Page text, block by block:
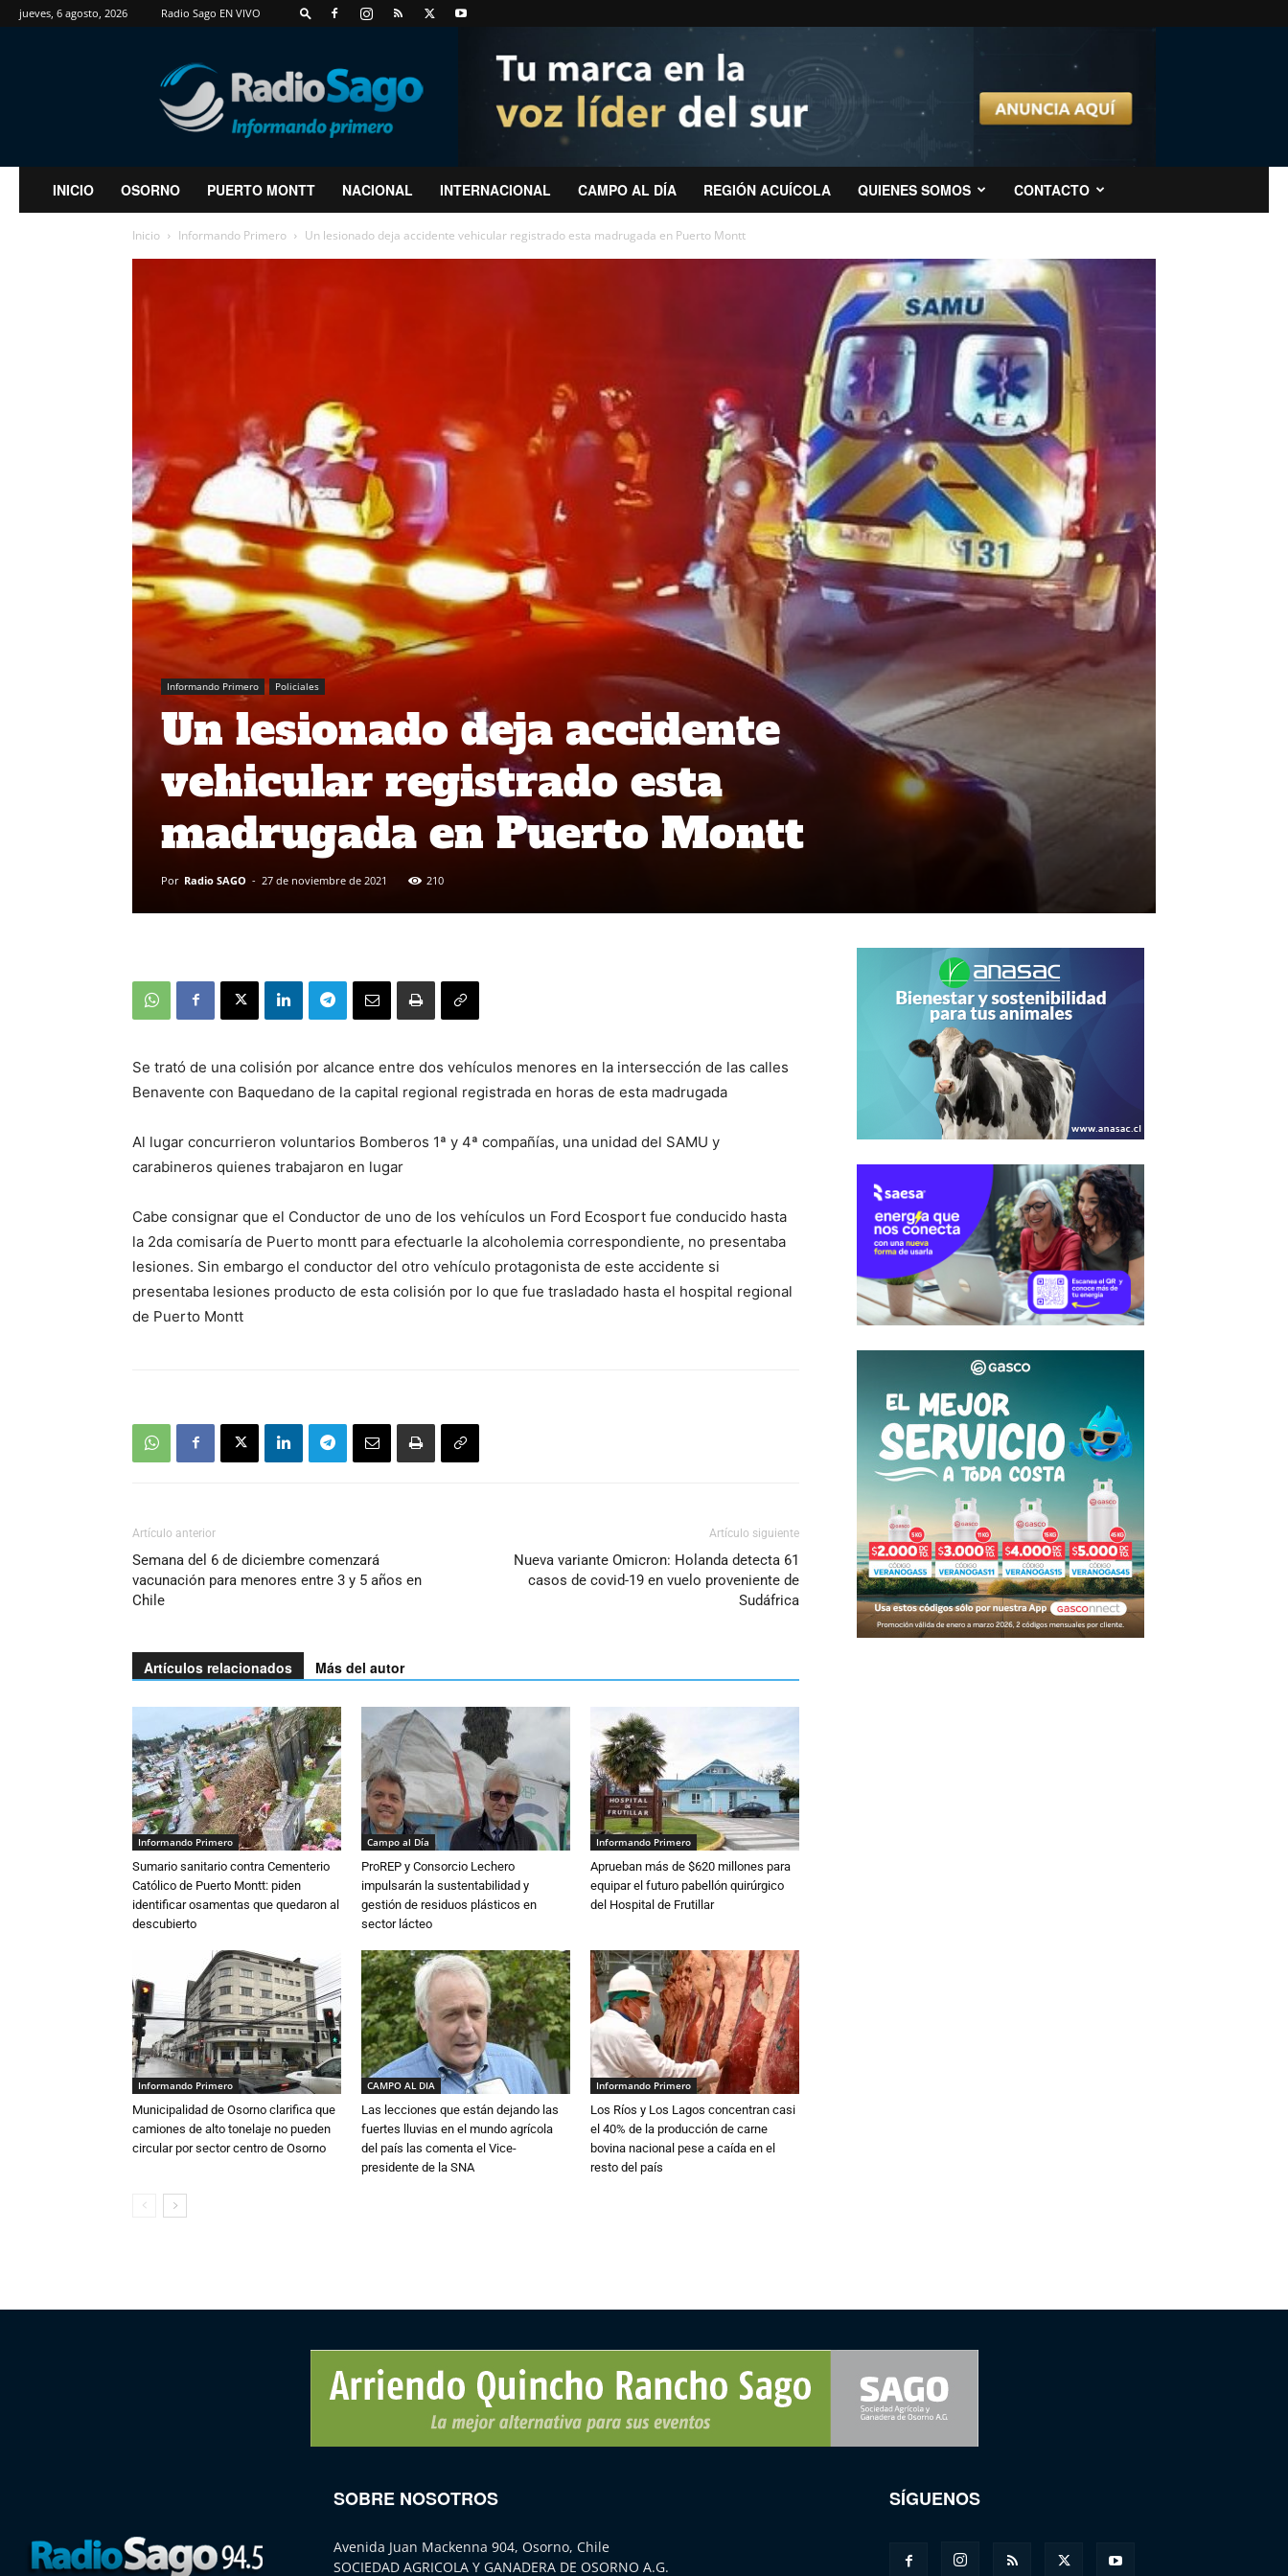
jueves, 6 agosto, 2026 Radio Sago EN VIVO
RadioSago
INICIO OSORNO PUERTO MONTT NACIONAL INTERNACIONAL CAMPO AL DÍA REGIÓN ACUÍCOLA QUIENES SOMOS CONTACTO
Inicio Informando Primero Un lesionado deja accidente vehicular registrado esta madrugada en Puerto Montt
Informando Primero Policiales
Un lesionado deja accidente
vehicular registrado esta
madrugada en Puerto Montt
Por Radio SAGO - 27 de noviembre de 2021 210
Se trató de una colisión por alcance entre dos vehículos menores en la intersección de las calles
Benavente con Baquedano de la capital regional registrada en horas de esta madrugada
Al lugar concurrieron voluntarios Bomberos 1ª y 4ª compañías, una unidad del SAMU y
carabineros quienes trabajaron en lugar
Cabe consignar que el Conductor de uno de los vehículos un Ford Ecosport fue conducido hasta
la 2da comisaría de Puerto montt para efectuarle la alcoholemia correspondiente, no presentaba
lesiones. Sin embargo el conductor del otro vehículo protagonista de este accidente si
presentaba lesiones producto de esta colisión por lo que fue trasladado hasta el hospital regional
de Puerto Montt
Artículo anterior
Semana del 6 de diciembre comenzará
vacunación para menores entre 3 y 5 años en
Chile
Artículo siguiente
Nueva variante Omicron: Holanda detecta 61
casos de covid-19 en vuelo proveniente de
Sudáfrica
Artículos relacionados Más del autor
Informando Primero
Sumario sanitario contra Cementerio
Católico de Puerto Montt: piden
identificar osamentas que quedaron al
descubierto
Campo al Día
ProREP y Consorcio Lechero
impulsarán la sustentabilidad y
gestión de residuos plásticos en
sector lácteo
Informando Primero
Aprueban más de $620 millones para
equipar el futuro pabellón quirúrgico
del Hospital de Frutillar
Informando Primero
Municipalidad de Osorno clarifica que
camiones de alto tonelaje no pueden
circular por sector centro de Osorno
CAMPO AL DIA
Las lecciones que están dejando las
fuertes lluvias en el mundo agrícola
del país las comenta el Vice-
presidente de la SNA
Informando Primero
Los Ríos y Los Lagos concentran casi
el 40% de la producción de carne
bovina nacional pese a caída en el
resto del país
SOBRE NOSOTROS
Avenida Juan Mackenna 904, Osorno, Chile
SOCIEDAD AGRICOLA Y GANADERA DE OSORNO A.G.
SÍGUENOS